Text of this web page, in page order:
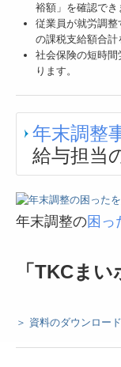
裕額」を確認でき
従業員が就労調整
の課税支給額合計
社会保険の短時
ります。
年末調整
給与担当
年末調整の困っ
「TKCま
＞ 資料のダウンロー